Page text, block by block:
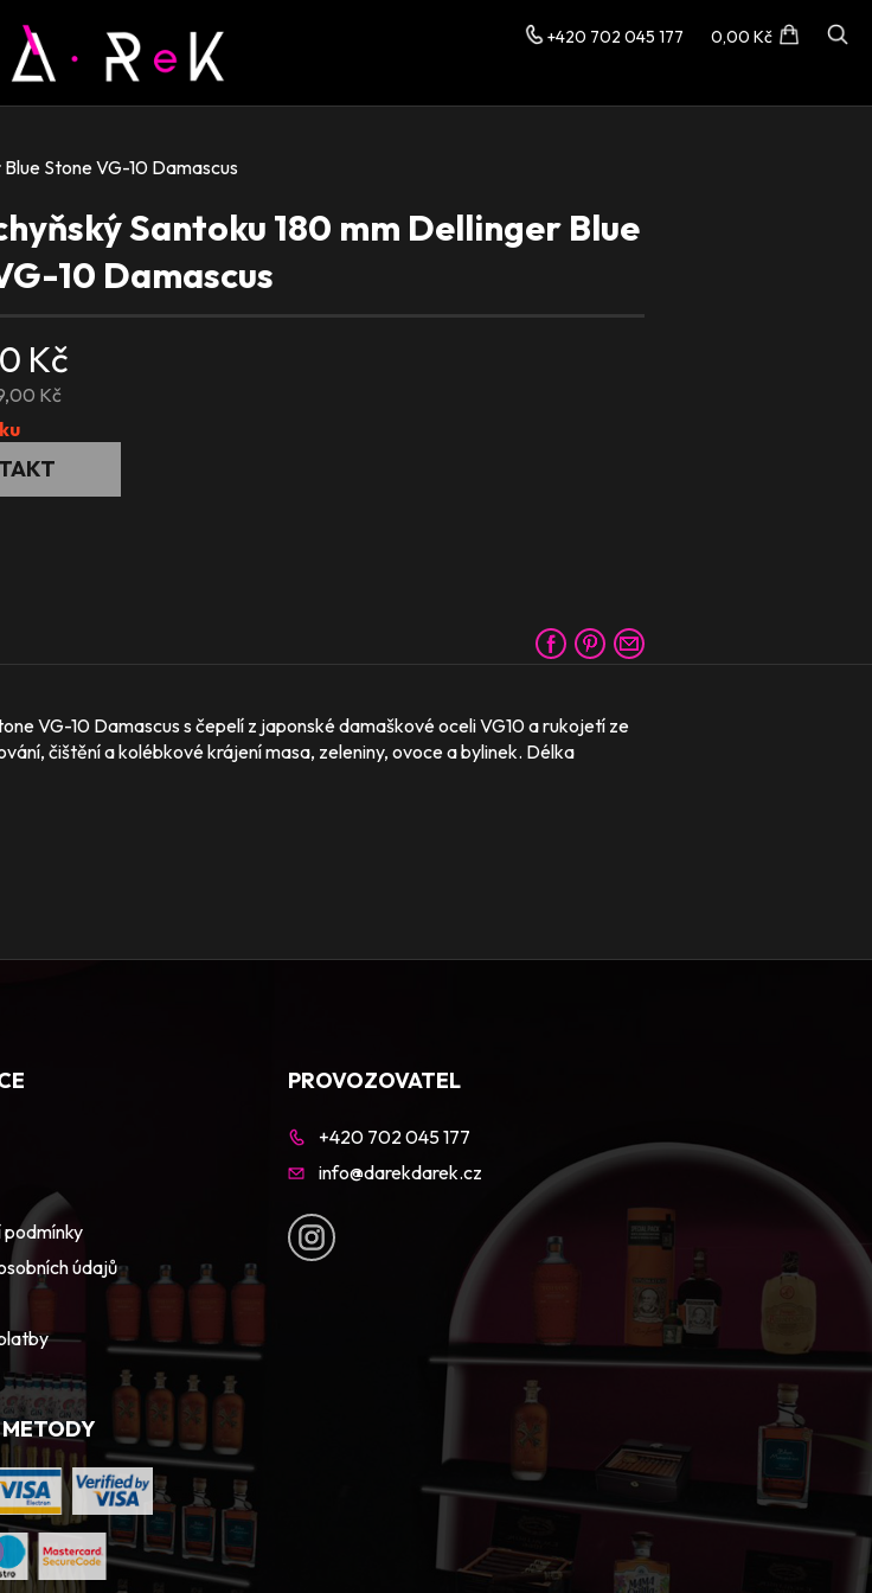
+420 702 045 177 0,00 Kč
Stone VG-10 Damascus
Santoku 180 mm Dellinger Blue
10 Damascus
Kč
Kč
VG-10 Damascus s čepelí z japonské damaškové oceli VG10 a rukojetí ze
čištění a kolébkové krájení masa, zeleniny, ovoce a bylinek. Délka
údajů
PROVOZOVATEL
+420 702 045 177
info@darekdarek.cz